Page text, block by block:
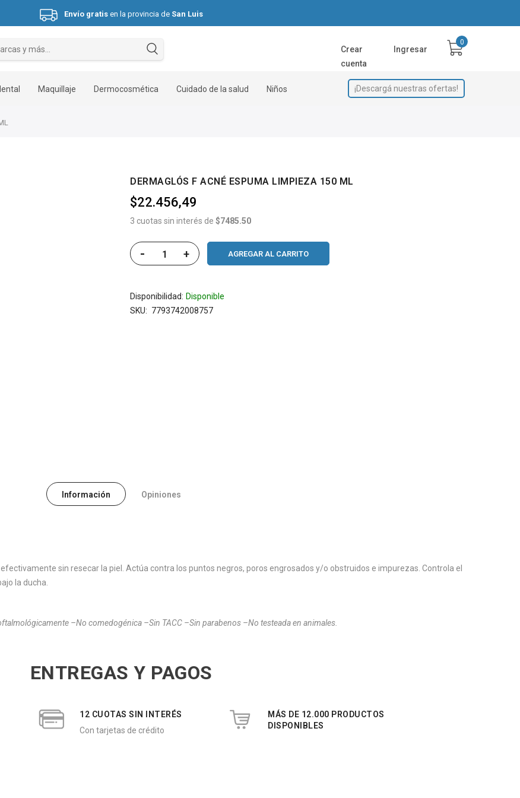
Envío gratis en la provincia de San Luis
Hasta 3 cuotas sin interés.
Crear
cuenta
Ingresar
Maquillaje Dermocosmética Cuidado de la salud Niños ¡Descargá nuestras ofertas!
DERMAGLÓS F ACNÉ ESPUMA LIMPIEZA 150 ML
$22.456,49
3 cuotas sin interés de $7485.50
- + AGREGAR AL CARRITO
Disponibilidad: Disponible
SKU
7793742008757
Información Opiniones
sin resecar la piel. Actúa contra los puntos negros, poros engrosados y/o obstruidos e impurezas. Controla el
la ducha.
–No comedogénica –Sin TACC –Sin parabenos –No testeada en animales.
ENTREGAS Y PAGOS
12 CUOTAS SIN INTERÉS
Con tarjetas de crédito
MÁS DE 12.000 PRODUCTOS
DISPONIBLES